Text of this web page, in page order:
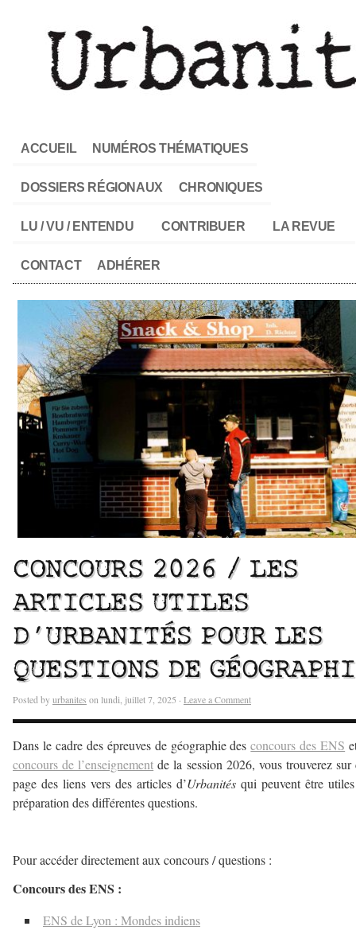
ACCUEIL NUMÉROS THÉMATIQUES
DOSSIERS RÉGIONAUX CHRONIQUES
LU / VU / ENTENDU CONTRIBUER LA REVUE
CONTACT ADHÉRER
CONCOURS 2026 / LES
ARTICLES UTILES
D’URBANITÉS POUR LES
QUESTIONS DE
Posted byurbanites on lundi, juillet 7, 2025 · Leave a Comment
Dans le cadre des épreuves de géographie desconcours des ENS
concours de l’enseignement de la session 2026, vous trouverez sur
page des liens vers des articles d’Urbanités qui peuvent être
préparation des différentes questions.
Pour accéder directement aux concours / questions :
Concours des ENS :
ENS de Lyon : Mondes indiens